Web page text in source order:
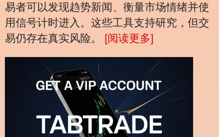
易者可以发现趋势新闻、衡量市场情绪并使
用信号计时进入。这些工具支持研究，但交
易仍存在真实风险。 [阅读更多]